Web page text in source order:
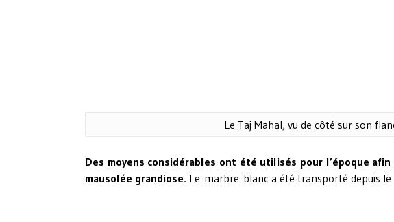
Le Taj Mahal, vu de côté sur son
Des moyens considérables ont été utilisés pour l’époque
mausolée grandiose. Le marbre blanc a été transporté depuis